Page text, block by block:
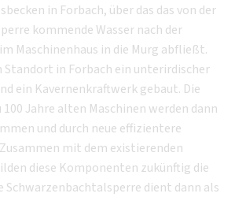
in Forbach, über das das von der
kommende Wasser nach der
Maschinenhaus in die Murg abfließt.
Standort in Forbach ein unterirdischer
ein Kavernenkraftwerk gebaut. Die
Jahre alten Maschinen werden dann
und durch neue effizientere
mit dem existierenden
diese Komponenten zukünftig die
Schwarzenbachtalsperre dient dann als